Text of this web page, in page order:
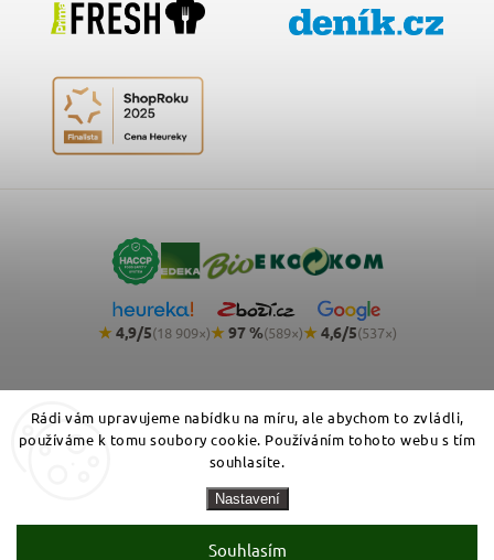
Rádi vám upravujeme nabídku na míru, ale abychom to zvládli,
používáme k tomu soubory cookie. Používáním tohoto webu s tím
souhlasíte.
Nastavení
Souhlasím
★4,9/5(18 909×)★97 %(589×)★4,6/5(537×)
NemeckyEshop.cz - kvalitní německá drogerie,
. Všechna práva vyhrazena.